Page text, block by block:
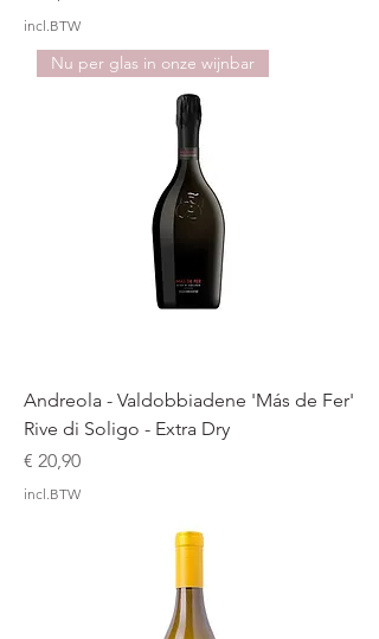
incl.BTW
Nu per glas in onze wijnbar
Andreola - Valdobbiadene 'Más de Fer'
Rive di Soligo - Extra Dry
Prijs
€ 20,90
incl.BTW